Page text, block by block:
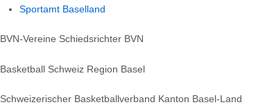
Sportamt Baselland
BVN-Vereine Schiedsrichter BVN
Basketball Schweiz Region Basel
Schweizerischer Basketballverband Kanton Basel-Land